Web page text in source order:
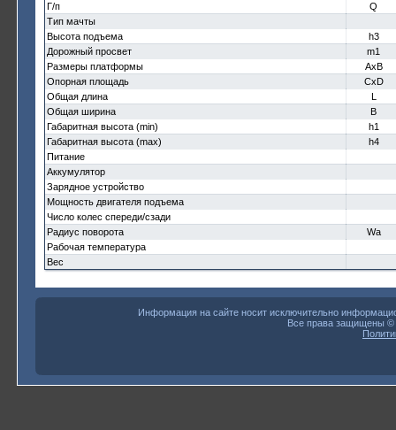
Г/п
Q
Тип мачты
Высота подъема
h3
Дорожный просвет
m1
Размеры платформы
AxB
Опорная площадь
CxD
Общая длина
L
Общая ширина
B
Габаритная высота (min)
h1
Габаритная высота (max)
h4
Питание
Аккумулятор
Зарядное устройство
Мощность двигателя подъема
Число колес спереди/сзади
Радиус поворота
Wa
Рабочая температура
Вес
Информация на сайте носит исключительно
Все права защищены ©